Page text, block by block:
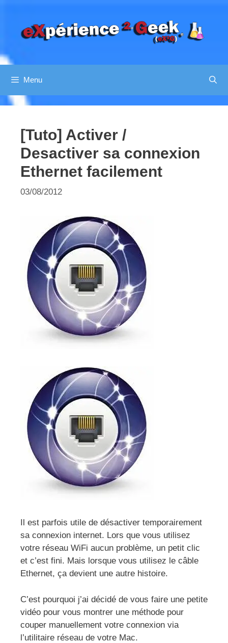
contenu
Menu
[Tuto] Activer /
Desactiver sa connexion
Ethernet facilement
03/08/2012
Il est parfois utile de désactiver temporairement
sa connexion internet. Lors que vous utilisez
votre réseau WiFi aucun problème, un petit clic
et c’est fini. Mais lorsque vous utilisez le câble
Ethernet, ça devient une autre histoire.
C’est pourquoi j’ai décidé de vous faire une petite
vidéo pour vous montrer une méthode pour
couper manuellement votre connexion via
l’utilitaire réseau de votre Mac.